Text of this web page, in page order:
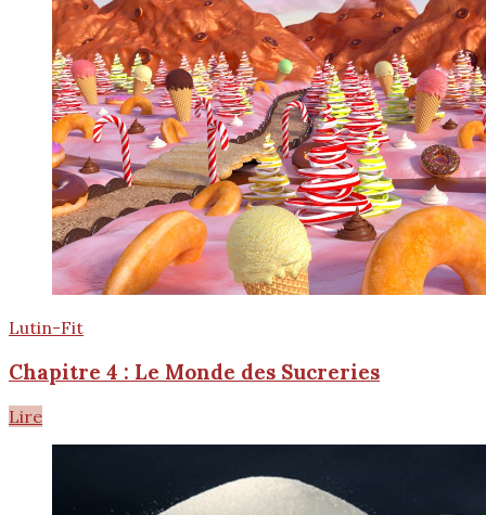
Lutin-Fit
Chapitre 4 : Le Monde des Sucreries
Lire